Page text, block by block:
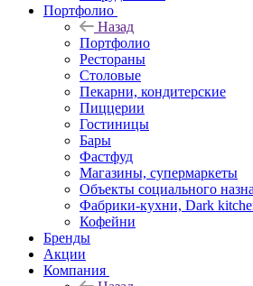
Портфолио
Назад
Портфолио
Рестораны
Столовые
Пекарни, кондитерские
Пиццерии
Гостиницы
Бары
Фастфуд
Магазины, супермаркеты
Объекты социального
Фабрики-кухни, Dark
Кофейни
Бренды
Акции
Компания